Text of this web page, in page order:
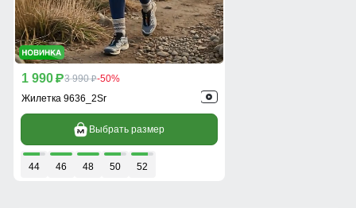
1 990 p3 990 p-50%
Жилетка 9636_2Sr
Выбрать размер
44 46 48 50 52